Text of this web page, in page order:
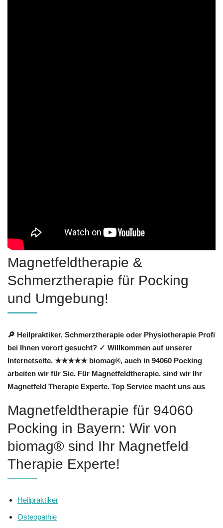
Magnetfeldtherapie &
Schmerztherapie für Pocking
und Umgebung!
🔎 Heilpraktiker, Schmerztherapie oder Physiotherapie Profi
bei Ihnen vorort gesucht? ✓ Willkommen auf unserer
Internetseite. ★★★★★ biomag®, auch in 94060 Pocking
arbeiten wir für Sie. Für Magnetfeldtherapie, sind wir Ihr
Magnetfeld Therapie Experte. Top Service macht uns aus
Magnetfeldtherapie für 94060
Pocking in Bayern: Wir von
biomag® sind Ihr Magnetfeld
Therapie Experte!
Heilpraktiker
Osteopathie